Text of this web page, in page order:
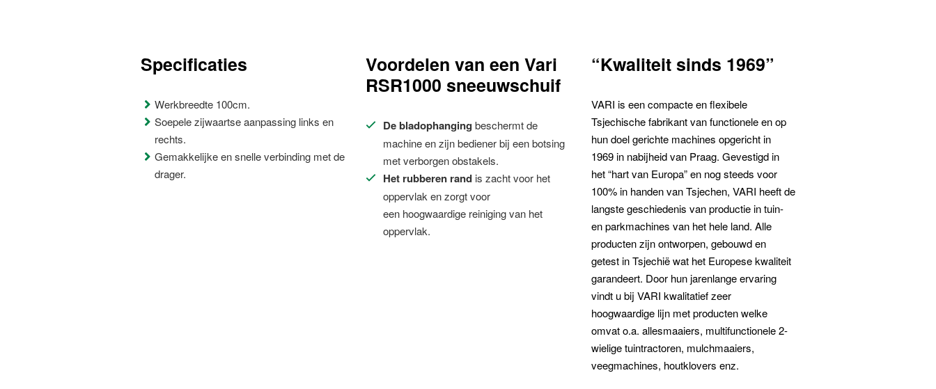
Specificaties
Werkbreedte 100cm.
Soepele zijwaartse aanpassing links en
rechts.
Gemakkelijke en snelle verbinding met de
drager.
Voordelen van een Vari
RSR1000 sneeuwschuif
De bladophanging beschermt de
machine en zijn bediener bij een botsing
met verborgen obstakels.
Het rubberen rand is zacht voor het
oppervlak en zorgt voor
een hoogwaardige reiniging van het
oppervlak.
“Kwaliteit sinds 1969”
VARI is een compacte en flexibele
Tsjechische fabrikant van functionele en op
hun doel gerichte machines opgericht in
1969 in nabijheid van Praag. Gevestigd in
het “hart van Europa” en nog steeds voor
100% in handen van Tsjechen, VARI heeft de
langste geschiedenis van productie in tuin-
en parkmachines van het hele land. Alle
producten zijn ontworpen, gebouwd en
getest in Tsjechië wat het Europese kwaliteit
garandeert. Door hun jarenlange ervaring
vindt u bij VARI kwalitatief zeer
hoogwaardige lijn met producten welke
omvat o.a. allesmaaiers, multifunctionele 2-
wielige tuintractoren, mulchmaaiers,
veegmachines, houtklovers enz.